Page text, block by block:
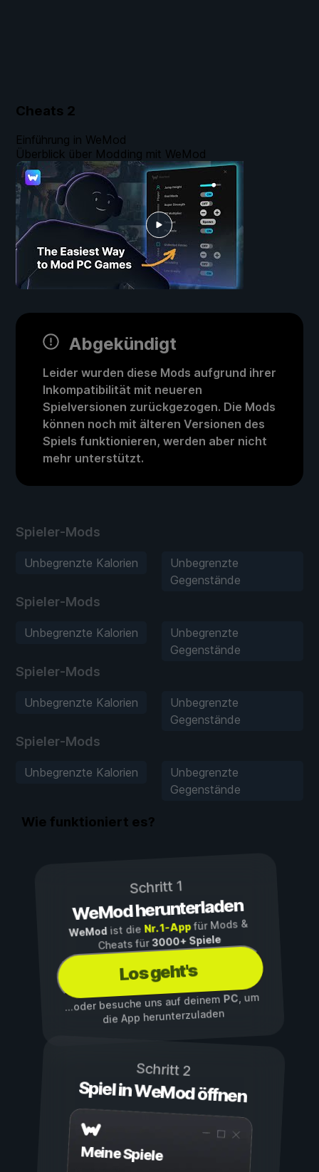
Cheats 2
Abgekündigt
Leider wurden diese Mods aufgrund ihrer
Inkompatibilität mit neueren
Spielversionen zurückgezogen. Die Mods
können noch mit älteren Versionen des
Spiels funktionieren, werden aber nicht
mehr unterstützt.
Spieler-Mods
Unbegrenzte Kalorien
Unbegrenzte
Gegenstände
Spieler-Mods
Unbegrenzte Kalorien
Unbegrenzte
Gegenstände
Spieler-Mods
Unbegrenzte Kalorien
Unbegrenzte
Gegenstände
Spieler-Mods
Unbegrenzte Kalorien
Unbegrenzte
Gegenstände
Einführung in WeMod
Überblick über Modding mit WeMod
Wie funktioniert es?
Schritt 1
WeMod herunterladen
WeMod ist die Nr. 1-Appfür Mods &
Cheats für3000+ Spiele
Los geht's
...oder besuche uns auf deinemPC, um
die App herunterzuladen
Schritt 2
Spiel in WeMod öffnen
Meine Spiele